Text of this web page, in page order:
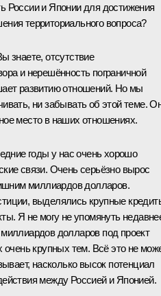
России и Японии для достижения
территориального вопроса?
знаете, отсутствие
и нерешённость пограничной
развитию отношений. Но мы
ни забывать об этой теме.
место в наших отношениях.
годы у нас очень хорошо
связи. Очень серьёзно вырос
миллиардов долларов.
выделялись крупные
Я не могу не упомянуть
долларов под проект
очень крупных тем. Всё это не
насколько высок потенциал
между Россией и Японией.